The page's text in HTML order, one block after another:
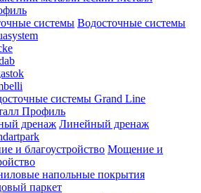
Водосточные системы
системы Grand Line
Профиль
Линейный дренаж
Мощение и
напольные покрытия
паркет